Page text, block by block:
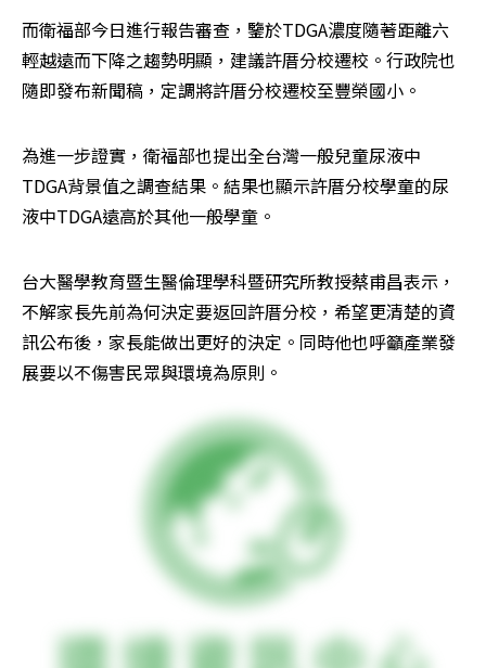
而衛福部今日進行報告審查，鑒於TDGA濃度隨著距離六
輕越遠而下降之趨勢明顯，建議許厝分校遷校。行政院也
隨即發布新聞稿，定調將許厝分校遷校至豐榮國小。
為進一步證實，衛福部也提出全台灣一般兒童尿液中
TDGA背景值之調查結果。結果也顯示許厝分校學童的尿
液中TDGA遠高於其他一般學童。
台大醫學教育暨生醫倫理學科暨研究所教授蔡甫昌表示，
不解家長先前為何決定要返回許厝分校，希望更清楚的資
訊公布後，家長能做出更好的決定。同時他也呼籲產業發
展要以不傷害民眾與環境為原則。